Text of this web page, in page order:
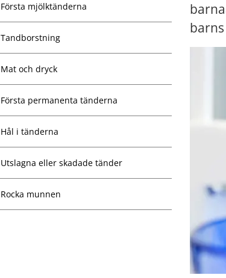
Första mjölktänderna
Tandborstning
Mat och dryck
Första permanenta tänderna
Hål i tänderna
Utslagna eller skadade tänder
Rocka munnen